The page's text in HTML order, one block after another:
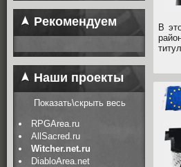
Рекомендуем
Наши проекты
Показать\скрыть весь
RPGArea.ru
AllSacred.ru
Witcher.net.ru
DiabloArea.net
В